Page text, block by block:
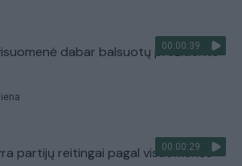
00:00:39
dabar balsuotų prezidento
00:00:29
partijų reitingai pagal visuomenės